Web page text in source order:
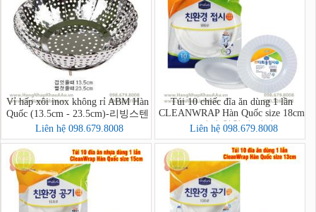
Vỉ hấp xôi inox không rỉ ABM Hàn
Quốc (13.5cm - 23.5cm)-리빙스텐
찜기 소
Liên hệ 098.679.8008
Túi 10 chiếc đĩa ăn dùng 1 lần
CLEANWRAP Hàn Quốc size 18cm
(크린랩 친환경 접시)
Liên hệ 098.679.8008